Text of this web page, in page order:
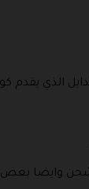
الذي
وايضا